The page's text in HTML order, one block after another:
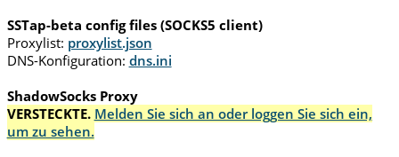
SSTap-beta config files (SOCKS5 client)
Proxylist: proxylist.json
DNS-Konfiguration: dns.ini
ShadowSocks Proxy
VERSTECKTE. Melden Sie sich an oder loggen Sie sich ein,
um zu sehen.